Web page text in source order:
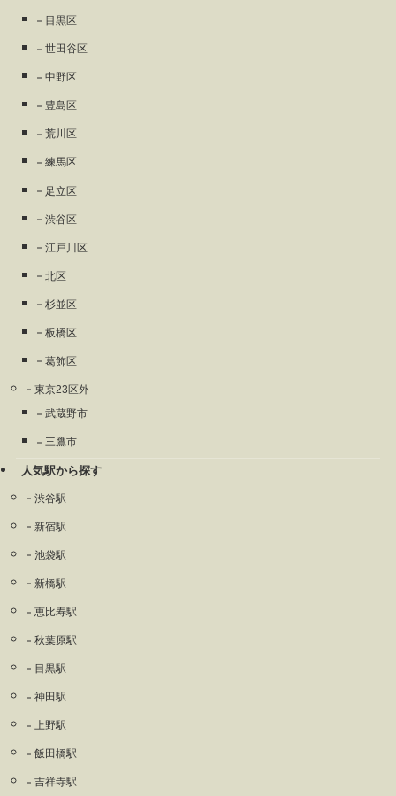
目黒区
世田谷区
中野区
豊島区
荒川区
練馬区
足立区
渋谷区
江戸川区
北区
杉並区
板橋区
葛飾区
東京23区外
武蔵野市
三鷹市
人気駅から探す
渋谷駅
新宿駅
池袋駅
新橋駅
恵比寿駅
秋葉原駅
目黒駅
神田駅
上野駅
飯田橋駅
吉祥寺駅